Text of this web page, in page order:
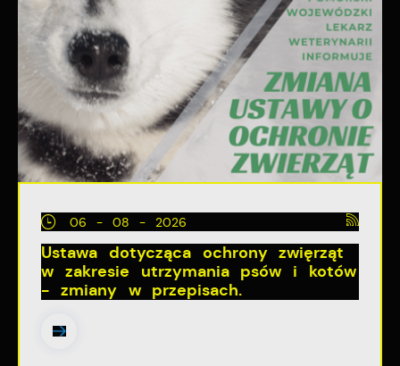
06 - 08 - 2026
Ustawa dotycząca ochrony zwięrząt
w zakresie utrzymania psów i kotów
- zmiany w przepisach.